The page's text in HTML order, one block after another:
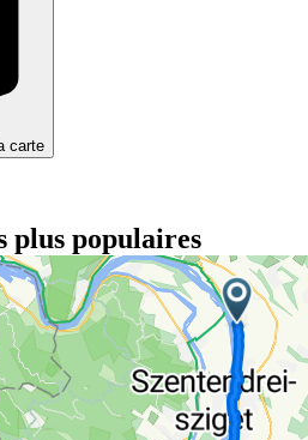
carte
plus populaires